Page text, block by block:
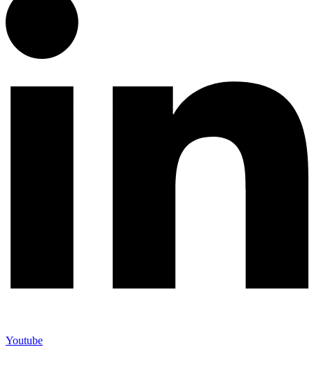
Youtube